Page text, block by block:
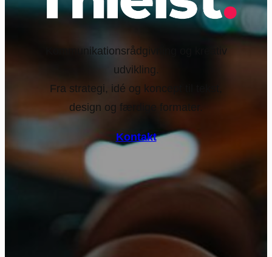
Kommunikationsrådgivning og kreativ
udvikling.
Fra strategi, idé og koncept til tekst,
design og færdige formater.
Kontakt